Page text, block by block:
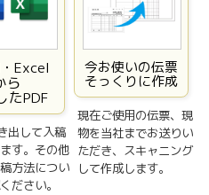
Excel
ら
たPDF
出して入稿
す。その他
方法につい
ださい。
今お使いの伝票
そっくりに作成
現在ご使用の伝票、現
物を当社までお送りい
ただき、スキャニング
して作成します。